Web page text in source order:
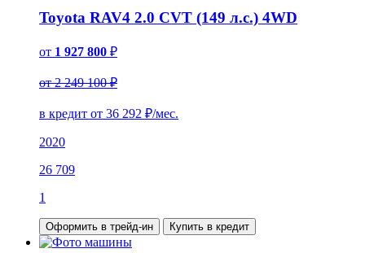
Toyota RAV4 2.0 CVT (149 л.с.) 4WD
от 1 927 800 ₽
от 2 249 100 ₽
в кредит от 36 292 ₽/мес.
2020
26 709
1
Оформить в трейд-ин Купить в кредит